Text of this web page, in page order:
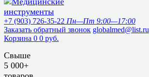
+7 (903) 726-35-22 Пн—Пт 9:00—17:00
Заказать обратный звонок globalmed@list.ru
Корзина 0 0 руб.
Свыше
5 000+